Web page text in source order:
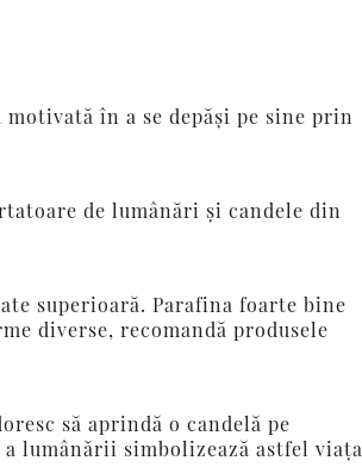
în a se depăşi pe sine prin
de lumânări şi candele din
superioară. Parafina foarte bine
diverse, recomandă produsele
să aprindă o candelă pe
lumânării simbolizează astfel viaţa